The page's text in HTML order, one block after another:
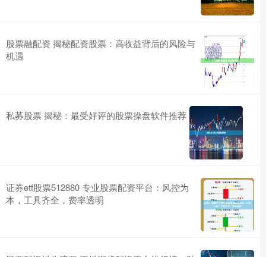
股票融配资 揭秘配资股票：高收益背后的风险与
机遇
私募股票 揭秘：最受好评的股票操盘软件推荐
证券etf股票512880 专业股票配资平台：风控为
本，工具齐全，费率透明